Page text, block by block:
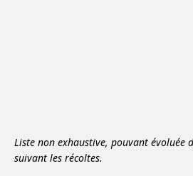
Liste non exhaustive, pouvant évoluée
suivant les récoltes.